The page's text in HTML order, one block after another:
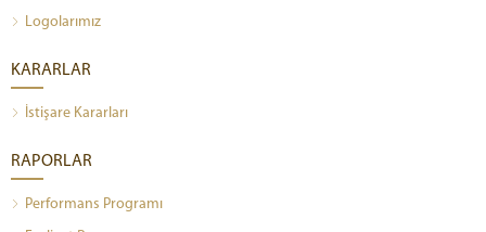
Logolarımız
KARARLAR
İstişare Kararları
RAPORLAR
Performans Programı